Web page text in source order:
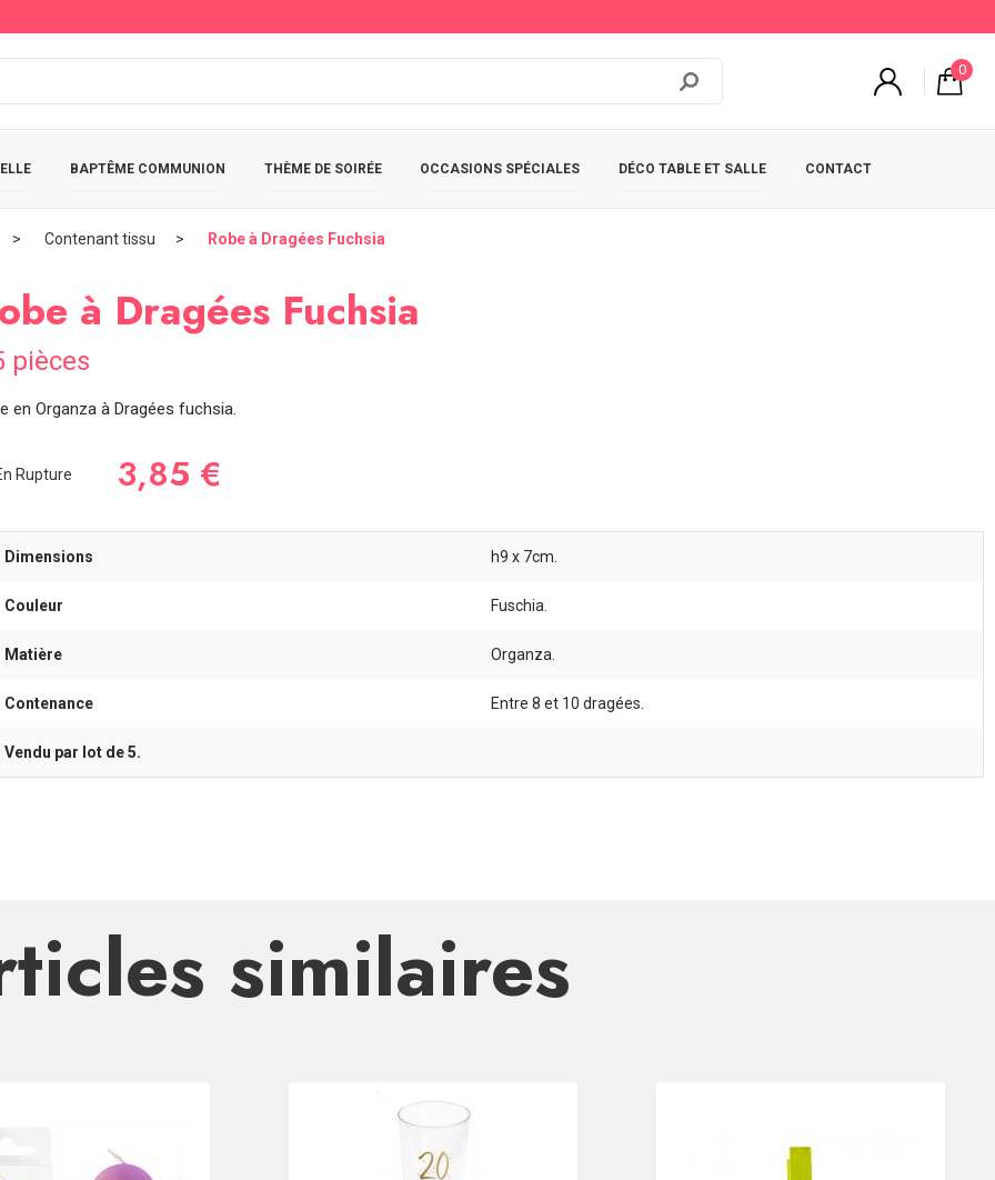
0
BAPTÊME COMMUNION THÈME DE SOIRÉE OCCASIONS SPÉCIALES DÉCO TABLE ET SALLE CONTACT
Contenant tissu Robe à Dragées Fuchsia
à Dragées Fuchsia
pièces
en Organza à Dragées fuchsia.
Rupture 3,85 €
Dimensions h9 x 7cm.
Couleur Fuschia.
Matière Organza.
Contenance Entre 8 et 10 dragées.
Vendu par lot de 5.
similaires